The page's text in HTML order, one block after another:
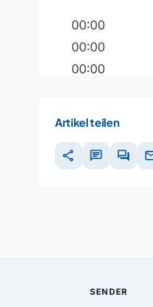
00:00
00:00
00:00
Artikel teilen
share chat forum
SENDER